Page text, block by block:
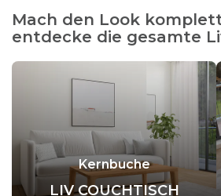
Mach den Look
entdecke die gesamte
Kernbuche
LIV COUCHTISCH